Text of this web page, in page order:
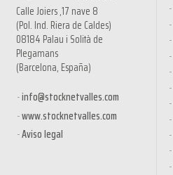
Calle Joiers ,17 nave 8
(Pol. Ind. Riera de Caldes)
08184 Palau i Solità de
Plegamans
(Barcelona, España)
info@stocknetvalles.com
www.stocknetvalles.com
Aviso legal